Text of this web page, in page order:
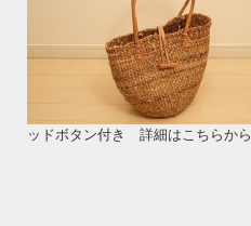
ッドボタン付き 詳細はこちらから